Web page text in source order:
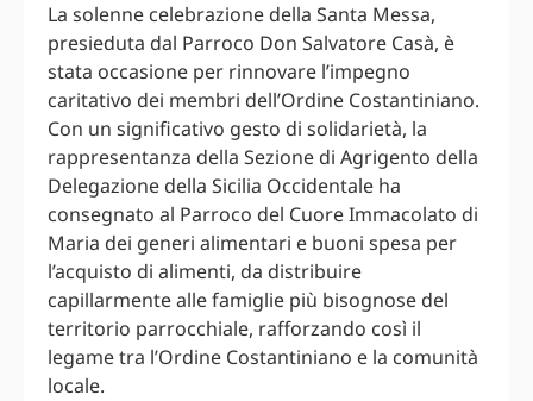
La solenne celebrazione della Santa Messa,
presieduta dal Parroco Don Salvatore Casà, è
stata occasione per rinnovare l’impegno
caritativo dei membri dell’Ordine Costantiniano.
Con un significativo gesto di solidarietà, la
rappresentanza della Sezione di Agrigento della
Delegazione della Sicilia Occidentale ha
consegnato al Parroco del Cuore Immacolato di
Maria dei generi alimentari e buoni spesa per
l’acquisto di alimenti, da distribuire
capillarmente alle famiglie più bisognose del
territorio parrocchiale, rafforzando così il
legame tra l’Ordine Costantiniano e la comunità
locale.